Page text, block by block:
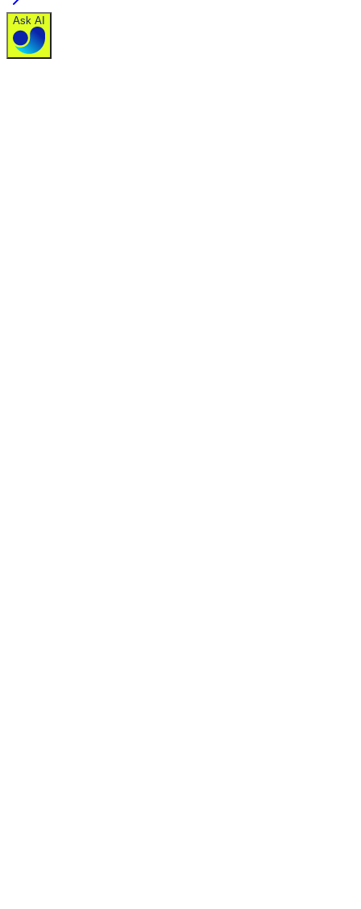
Ask AI